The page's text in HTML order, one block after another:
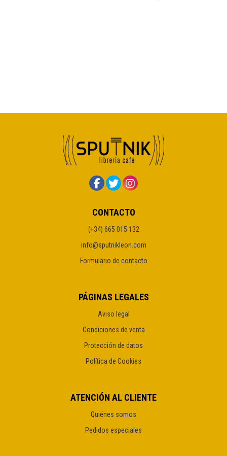
CONTACTO
(+34) 665 015 132
info@sputnikleon.com
Formulario de contacto
PÁGINAS LEGALES
Aviso legal
Condiciones de venta
Protección de datos
Política de Cookies
ATENCIÓN AL CLIENTE
Quiénes somos
Pedidos especiales